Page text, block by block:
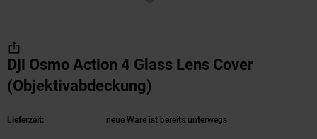
Dji Osmo Action 4 Glass Lens Cover
(Objektivabdeckung)
Lieferzeit: neue Ware ist bereits unterwegs